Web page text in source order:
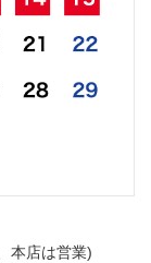
本店は営業)